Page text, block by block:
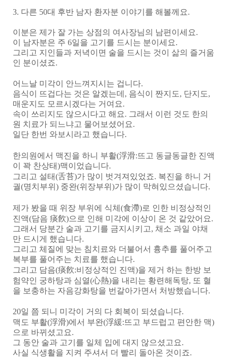
3. 다른 50대 후반 남자 환자분 이야기를 해볼께요.
이분은 제가 잘 가는 상점의 여사장님의 남편이세요.
이 남자분은 주 6일을 고기를 드시는 분이세요.
그리고 지인들과 저녁이면 술을 드시는 것이 삶의 즐거움
인 분이셨죠.
어느날 미각이 안느껴지시는 겁니다.
음식이 뜨겁다는 것은 알겠는데 , 음식이 짠지도, 단지도,
매운지도 모르시겠다는 거여요.
속이 쓰리지도 않으시다고 해요. 그래서 이런 것도 한의
원 치료가 되느냐고 물어보셨어요.
일단 한번 와보시라고 했습니다.
한의원에서 맥진을 하니 부활(浮滑:뜨고 동글동글한 진액
이 꽉 찬상태)맥이었습니다.
그리고 설태(舌苔)가 많이 벗겨져있었죠. 복진을 하니 거
궐(명치부위 ) 중완(위장부위 )가 많이 막혀있으셨습니다.
제가 봤을 때 위장 부위에 식체 (食滯)로 인한 비정상적인
진액(담음 痰飮)으로 인해 미각에 이상이 온 것 같았어요.
그래서 당분간 술과 고기를 금지시키고, 채소 과일 야채
만 드시게 했습니다.
그리고 체질에 맞는 침치료와 더불어서 흉추를 풀어주고
복부를 풀어주는 치료를 했습니다.
그리고 담음(痰飮:비정상적인 진액)을 제거 하는 한방 보
험약인 궁하탕과 심열(心熱)을 내리는 황련해독탕, 또 혈
을 보충하는 자음강화탕을 번갈아가면서 처방했습니다.
20일 쯤 되니 미각이 거의 다 회복이 되셨습니다.
맥도 부활(浮滑)에서 부완(浮緩:뜨고 부드럽고 편안한 맥)
으로 바뀌셨고요.
그 동안 술과 고기를 일체 입에 대지 않으셨고요.
사실 식생활을 지켜 주셔서 더 빨리 돌아온 것이죠.